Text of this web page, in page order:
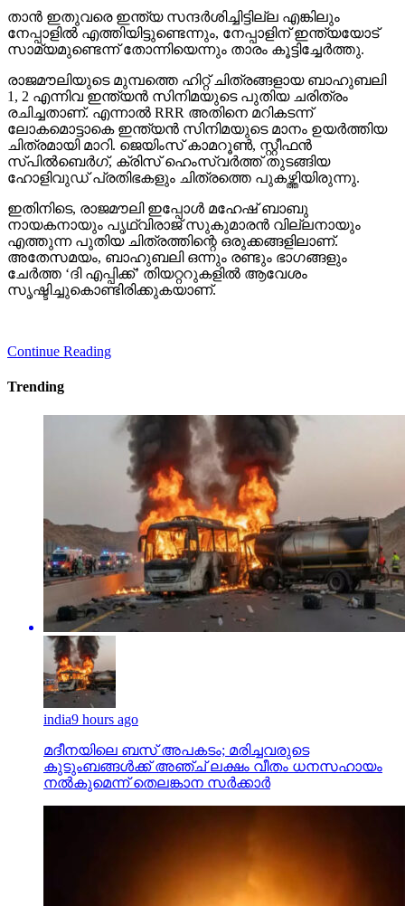
രചിച്ചതാണ്. എന്നാല്‍ RRR അതിനെ മറികടന്ന്
ലോകമൊട്ടാകെ ഇന്ത്യന്‍ സിനിമയുടെ മാനം ഉയര്‍ത്തിയ
ചിത്രമായി മാറി. ജെയിംസ് കാമറൂണ്‍, സ്റ്റീഫന്‍
സ്പില്‍ബെര്‍ഗ്, ക്രിസ് ഹെംസ്വര്‍ത്ത് തുടങ്ങിയ
ഹോളിവുഡ് പ്രതിഭകളും ചിത്രത്തെ പുകഴ്ത്തിയിരുന്നു.
ഇതിനിടെ, രാജമൗലി ഇപ്പോള്‍ മഹേഷ് ബാബു
നായകനായും പൃഥ്വിരാജ് സുകുമാരന്‍ വില്ലനായും
എത്തുന്ന പുതിയ ചിത്രത്തിന്റെ ഒരുക്കങ്ങളിലാണ്.
അതേസമയം, ബാഹുബലി ഒന്നും രണ്ടും ഭാഗങ്ങളും
ചേര്‍ത്ത ‘ദി എപ്പിക്ക്’ തിയറ്ററുകളില്‍ ആവേശം
സൃഷ്ടിച്ചുകൊണ്ടിരിക്കുകയാണ്.
Continue Reading
Trending
india9 hours ago
മദീനയിലെ ബസ് അപകടം; മരിച്ചവരുടെ
കുടുംബങ്ങള്‍ക്ക് അഞ്ച് ലക്ഷം വീതം ധനസഹായം
നല്‍കുമെന്ന് തെലങ്കാന സര്‍ക്കാര്‍